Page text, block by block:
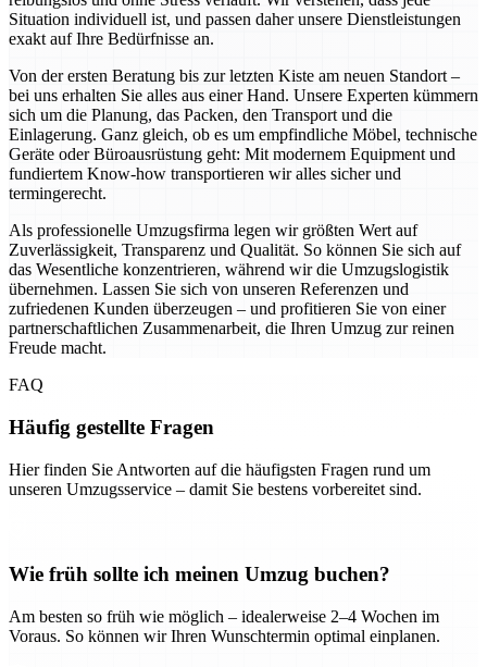
Situation individuell ist, und passen daher unsere Dienstleistungen
exakt auf Ihre Bedürfnisse an.
Von der ersten Beratung bis zur letzten Kiste am neuen Standort –
bei uns erhalten Sie alles aus einer Hand. Unsere Experten kümmern
sich um die Planung, das Packen, den Transport und die
Einlagerung. Ganz gleich, ob es um empfindliche Möbel, technische
Geräte oder Büroausrüstung geht: Mit modernem Equipment und
fundiertem Know-how transportieren wir alles sicher und
termingerecht.
Als professionelle Umzugsfirma legen wir größten Wert auf
Zuverlässigkeit, Transparenz und Qualität. So können Sie sich auf
das Wesentliche konzentrieren, während wir die Umzugslogistik
übernehmen. Lassen Sie sich von unseren Referenzen und
zufriedenen Kunden überzeugen – und profitieren Sie von einer
partnerschaftlichen Zusammenarbeit, die Ihren Umzug zur reinen
Freude macht.
FAQ
Häufig gestellte Fragen
Hier finden Sie Antworten auf die häufigsten Fragen rund um
unseren Umzugsservice – damit Sie bestens vorbereitet sind.
Wie früh sollte ich meinen Umzug buchen?
Am besten so früh wie möglich – idealerweise 2–4 Wochen im
Voraus. So können wir Ihren Wunschtermin optimal einplanen.